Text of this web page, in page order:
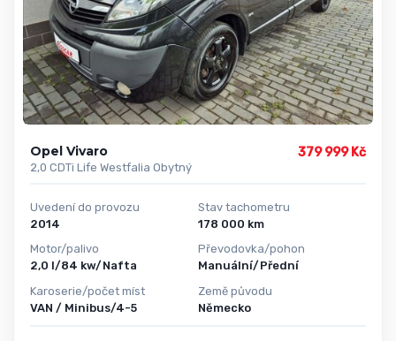
Opel Vivaro
2,0 CDTi Life Westfalia Obytný
379 999 Kč
Uvedení do provozu
2014
Motor/palivo
2,0 l/84 kw/Nafta
Karoserie/počet míst
VAN / Minibus/4-5
Stav tachometru
178 000 km
Převodovka/pohon
Manuální/Přední
Země původu
Německo